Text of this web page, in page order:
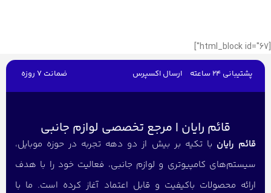
[html_block id="67"]
پشتیبانی 24 ساعته ارسال اکسپرس ضمانت 7 روزه
قائم رایان | مرجع تخصصی لوازم جانبی
قائم رایان با تکیه بر بیش از دو دهه تجربه در حوزه موبایل،
سیستم‌های کامپیوتری و لوازم جانبی، فعالیت خود را با هدف
ارائه محصولات باکیفیت و قابل اعتماد آغاز کرده است. ما با